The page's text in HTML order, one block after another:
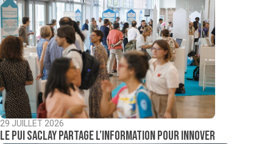
29 JUILLET 2026
Le PUI Saclay partage l’information pour innover